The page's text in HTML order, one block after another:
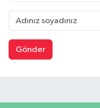
Gönder